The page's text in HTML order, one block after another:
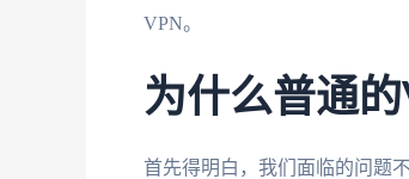
VPN。
为什么普通的
首先得明白，我们面临的问题